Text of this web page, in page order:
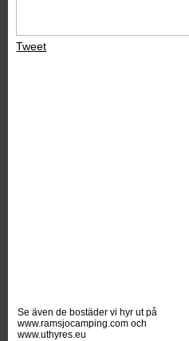
Tweet
Se även de bostäder vi hyr ut på
www.ramsjocamping.com och
www.uthyres.eu